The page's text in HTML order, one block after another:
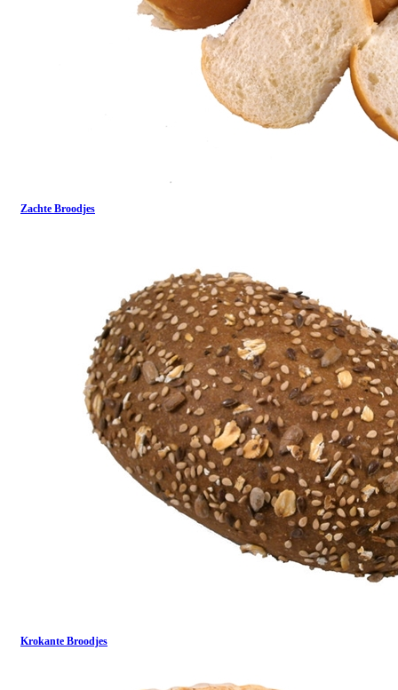
Zachte Broodjes
Krokante Broodjes